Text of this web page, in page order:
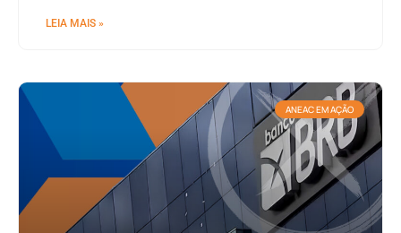
LEIA MAIS »
ANEAC EM AÇÃO